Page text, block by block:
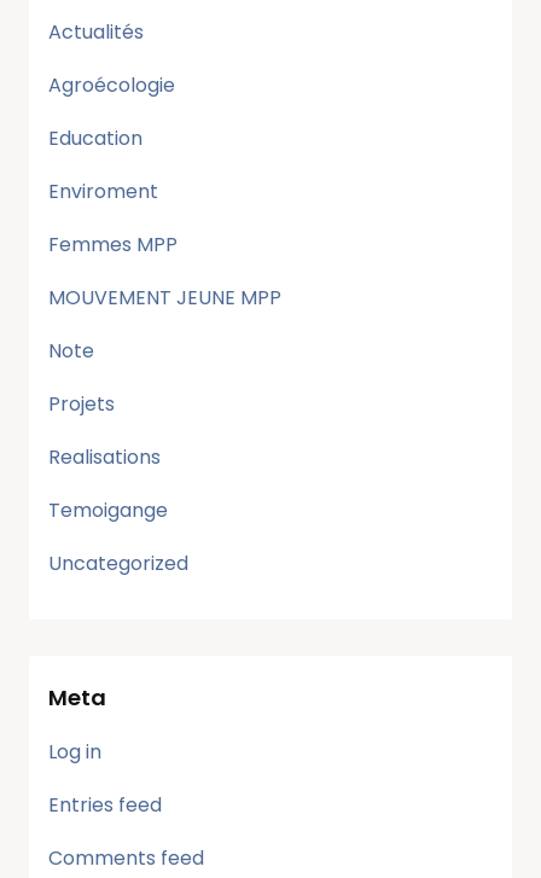
Actualités
Agroécologie
Education
Enviroment
Femmes MPP
MOUVEMENT JEUNE MPP
Note
Projets
Realisations
Temoigange
Uncategorized
Meta
Log in
Entries feed
Comments feed